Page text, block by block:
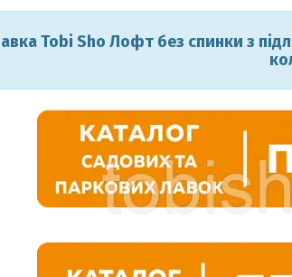
Tobi Sho Лофт без спинки з